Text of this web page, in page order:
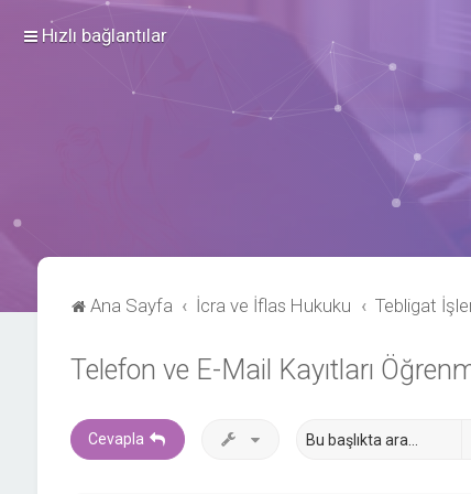
Hızlı bağlantılar
Ana Sayfa İcra ve İflas Hukuku Tebligat
Telefon ve E-Mail Kayıtları
Cevapla